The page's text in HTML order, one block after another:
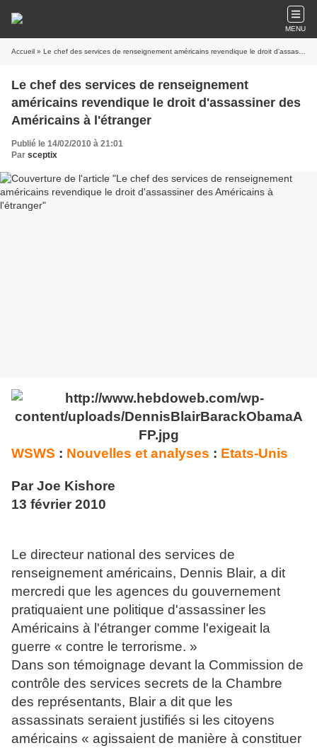
MENU
Accueil » Le chef des services de renseignement américains revendique le droit d'assassiner des Américains à l'étranger
Le chef des services de renseignement
américains revendique le droit d'assassiner des
Américains à l'étranger
Publié le 14/02/2010 à 21:01
Par sceptix
WSWS : Nouvelles et analyses : Etats-Unis
Par Joe Kishore
13 février 2010
Le directeur national des services de
renseignement américains, Dennis Blair, a dit
mercredi que les agences du gouvernement
pratiquaient une politique d'assassiner les
Américains à l'étranger comme l'exigeait la
guerre « contre le terrorisme. »
Dans son témoignage devant la Commission de
contrôle des services secrets de la Chambre
des représentants, Blair a dit que les
assassinats seraient justifiés si les citoyens
américains « agissaient de manière à constituer